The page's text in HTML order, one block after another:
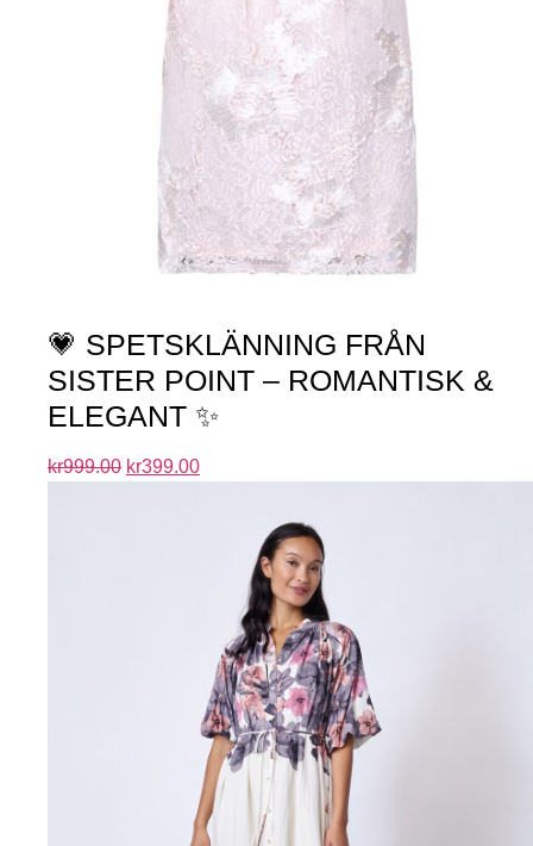
💗 SPETSKLÄNNING FRÅN
SISTER POINT – ROMANTISK &
ELEGANT ✨
kr999.00 kr399.00